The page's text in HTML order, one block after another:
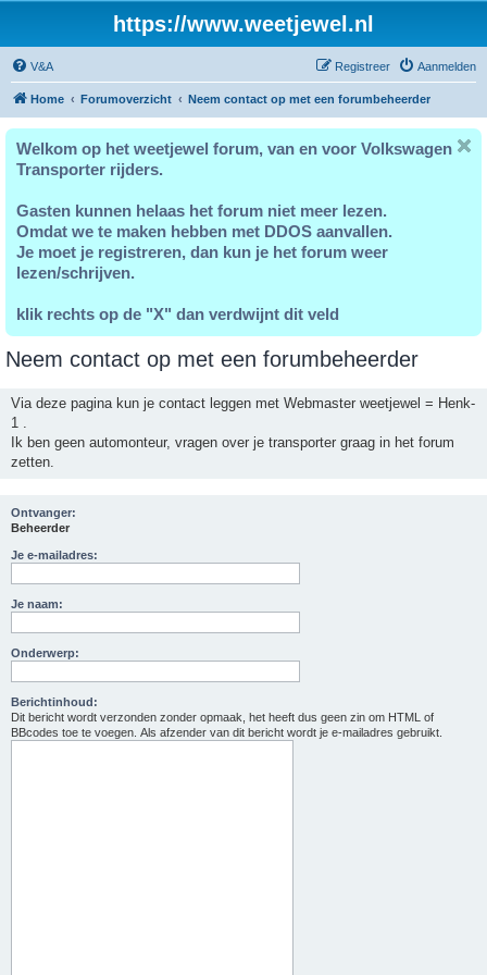
https://www.weetjewel.nl
V&A Aanmelden
Registreer
Home Forumoverzicht Neem contact op met een forumbeheerder
Welkom op het weetjewel forum, van en voor Volkswagen
Transporter rijders.
Gasten kunnen helaas het forum niet meer lezen.
Omdat we te maken hebben met DDOS aanvallen.
Je moet je registreren, dan kun je het forum weer
lezen/schrijven.
klik rechts op de "X" dan verdwijnt dit veld
Neem contact op met een forumbeheerder
Via deze pagina kun je contact leggen met Webmaster weetjewel = Henk-
1 .
Ik ben geen automonteur, vragen over je transporter graag in het forum
zetten.
Ontvanger:
Beheerder
Je e-mailadres:
Je naam:
Onderwerp:
Berichtinhoud:
Dit bericht wordt verzonden zonder opmaak, het heeft dus geen zin om HTML of
BBcodes toe te voegen. Als afzender van dit bericht wordt je e-mailadres gebruikt.